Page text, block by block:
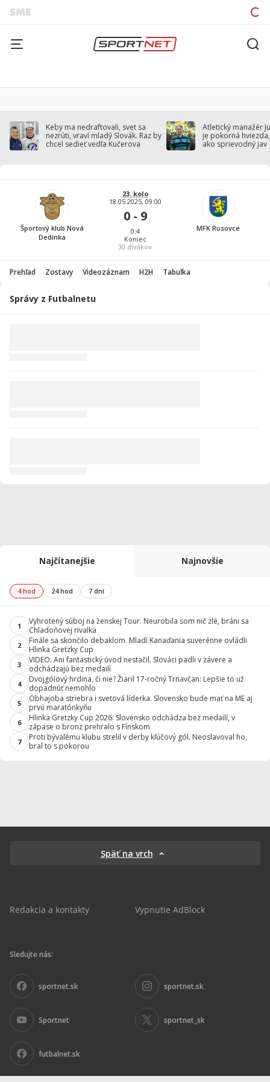
Keby ma nedraftovali, svet sa
nezrúti, vraví mladý Slovák. Raz by
chcel sedieť vedľa Kučerova
Atletický manažér
je pokorná
ako sprievodný jav
Športový klub Nová
Dedinka
23. kolo
18.05.2025, 09:00
0 - 9
0:4
Koniec
30 divákov
MFK Rusovce
Prehľad Zostavy Videozáznam H2H Tabuľka
Správy z Futbalnetu
Najčítanejšie Najnovšie
4 hod 24 hod 7 dní
1
Vyhrotený súboj na ženskej Tour. Neurobila som nič zlé, bráni sa
Chladoňovej rivalka
2
Finále sa skončilo debaklom. Mladí Kanaďania suverénne ovládli
Hlinka Gretzky Cup
3
VIDEO: Ani fantastický úvod nestačil. Slováci padli v závere a
odchádzajú bez medailí
4
Dvojgólový hrdina, či nie? Žiaril 17-ročný Trnavčan: Lepšie to už
dopadnúť nemohlo
5
Obhajoba striebra i svetová líderka. Slovensko bude mať na ME aj
prvú maratónkyňu
6
Hlinka Gretzky Cup 2026: Slovensko odchádza bez medailí, v
zápase o bronz prehralo s Fínskom
7
Proti bývalému klubu strelil v derby kľúčový gól. Neoslavoval ho,
bral to s pokorou
Späť na vrch
Redakcia a kontakty Vypnutie AdBlock
Sledujte nás:
sportnet.sk sportnet.sk
Sportnet sportnet_sk
futbalnet.sk